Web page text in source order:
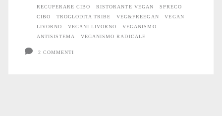
paga
RECUPERARE CIBO
RISTORANTE VEGAN
SPRECO
CIBO
TROGLODITA TRIBE VEG&FREEGAN
VEGAN
LIVORNO
VEGANI LIVORNO
VEGANISMO
ANTISISTEMA
VEGANISMO RADICALE
2 COMMENTI